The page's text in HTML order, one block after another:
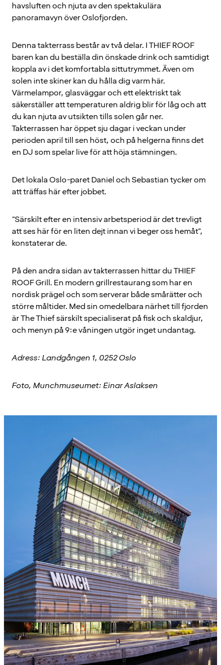
havsluften och njuta av den spektakulära
panoramavyn över Oslofjorden.
Denna takterrass består av två delar. I THIEF ROOF
baren kan du beställa din önskade drink och samtidigt
koppla av i det komfortabla sittutrymmet. Även om
solen inte skiner kan du hålla dig varm här.
Värmelampor, glasväggar och ett elektriskt tak
säkerställer att temperaturen aldrig blir för låg och att
du kan njuta av utsikten tills solen går ner.
Takterrassen har öppet sju dagar i veckan under
perioden april till sen höst, och på helgerna finns det
en DJ som spelar live för att höja stämningen.
Det lokala Oslo-paret Daniel och Sebastian tycker om
att träffas här efter jobbet.
"Särskilt efter en intensiv arbetsperiod är det trevligt
att ses här för en liten dejt innan vi beger oss hemåt",
konstaterar de.
På den andra sidan av takterrassen hittar du THIEF
ROOF Grill. En modern grillrestaurang som har en
nordisk prägel och som serverar både smårätter och
större måltider. Med sin omedelbara närhet till fjorden
är The Thief särskilt specialiserat på fisk och skaldjur,
och menyn på 9:e våningen utgör inget undantag.
Adress: Landgången 1, 0252 Oslo
Foto, Munchmuseumet: Einar Aslaksen